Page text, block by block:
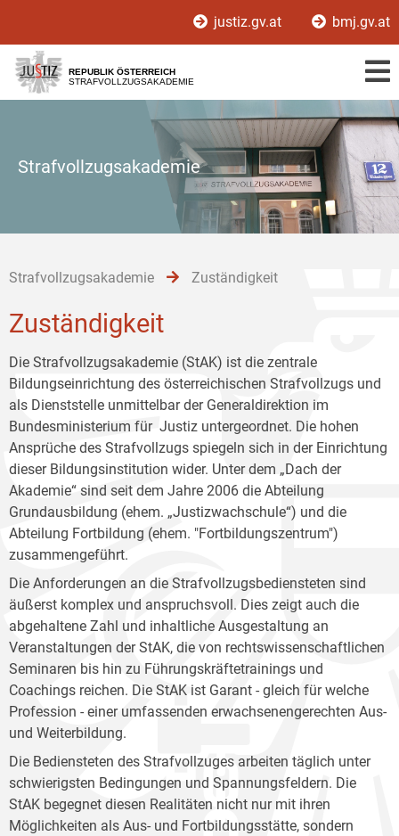
[1]
[2]
[3]
justiz.gv.at bmj.gv.at
REPUBLIK ÖSTERREICH
STRAFVOLLZUGSAKADEMIE
Strafvollzugsakademie
Strafvollzugsakademie Zuständigkeit
Zuständigkeit
Die Strafvollzugsakademie (StAK) ist die zentrale
Bildungseinrichtung des österreichischen Strafvollzugs und
als Dienststelle unmittelbar der Generaldirektion im
Bundesministerium für Justiz untergeordnet. Die hohen
Ansprüche des Strafvollzugs spiegeln sich in der Einrichtung
dieser Bildungsinstitution wider. Unter dem „Dach der
Akademie“ sind seit dem Jahre 2006 die Abteilung
Grundausbildung (ehem. „Justizwachschule“) und die
Abteilung Fortbildung (ehem. "Fortbildungszentrum")
zusammengeführt.
Die Anforderungen an die Strafvollzugsbediensteten sind
äußerst komplex und anspruchsvoll. Dies zeigt auch die
abgehaltene Zahl und inhaltliche Ausgestaltung an
Veranstaltungen der StAK, die von rechtswissenschaftlichen
Seminaren bis hin zu Führungskräftetrainings und
Coachings reichen. Die StAK ist Garant - gleich für welche
Profession - einer umfassenden erwachsenengerechten Aus-
und Weiterbildung.
Die Bediensteten des Strafvollzuges arbeiten täglich unter
schwierigsten Bedingungen und Spannungsfeldern. Die
StAK begegnet diesen Realitäten nicht nur mit ihren
Möglichkeiten als Aus- und Fortbildungsstätte, sondern